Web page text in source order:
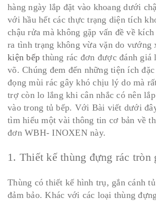
hàng ngày lắp đặt vào khoang dưới
với hầu hết các thực trạng diện tích
chậu rửa mà không gặp vấn đề về
ra tình trạng không vừa vặn do
kiện bếp thùng rác đơn được đánh giá
võ. Chúng đem đến những tiện ích
đọng mùi rác gây khó chịu lý do mà
trợ còn lo lắng khi cân nhắc có nên
vào trong tủ bếp. Với Bài viết dưới
tìm hiểu một vài thông tin cơ bản về
đơn WBH- INOXEN này.
1. Thiết kế thùng đựng rác tròn
Thùng có thiết kế hình trụ, gắn cánh
đảm bảo. Khác với các loại thùng